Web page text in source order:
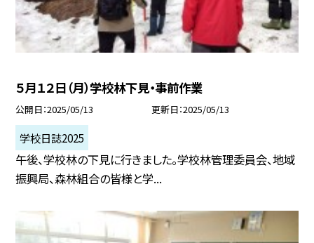
５月１２日（月）学校林下見・事前作業
公開日 2025/05/13 更新日 2025/05/13
学校日誌2025
午後、学校林の下見に行きました。学校林管理委員会、地域
振興局、森林組合の皆様と学...